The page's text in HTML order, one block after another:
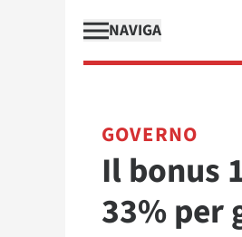
NAVIGA
GOVERNO
Il bonus
33% per